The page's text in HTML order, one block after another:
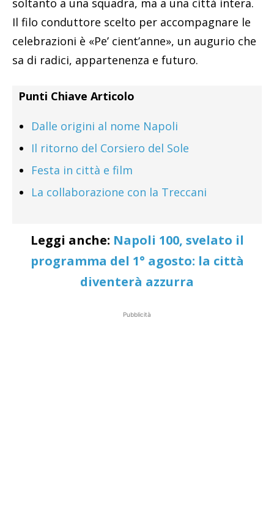
soltanto a una squadra, ma a una città intera.
Il filo conduttore scelto per accompagnare le
celebrazioni è «Pe’ cient’anne», un augurio che
sa di radici, appartenenza e futuro.
Punti Chiave Articolo
Dalle origini al nome Napoli
Il ritorno del Corsiero del Sole
Festa in città e film
La collaborazione con la Treccani
Leggi anche: Napoli 100, svelato il
programma del 1° agosto: la città
diventerà azzurra
Pubblicità